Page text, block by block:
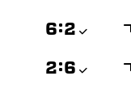
:
: